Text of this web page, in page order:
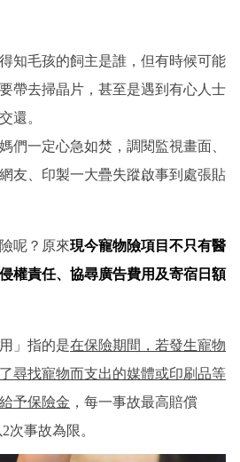
知毛孩的飼主是誰，但有時候可能
帶去掃晶片，甚至是遇到有心人士
還。
們一定心急如焚，調閱監視畫面、
友、印製一大疊失蹤啟事到處張貼
呢？原來現今寵物險項目不只有醫
權責任、協尋廣告費用及寄宿日額
」指的是在保險期間，若發生寵物
尋找寵物而支出的媒體或印刷品等
予保險金 ，每一事故最高賠償
次事故為限。